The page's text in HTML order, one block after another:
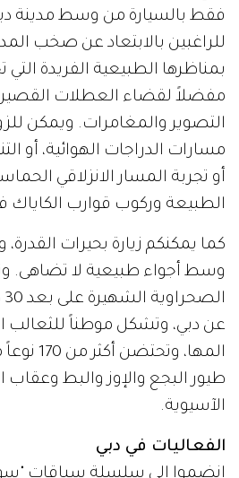
فقط بالسيارة من وسط مدينة
للراغبين بالابتعاد عن صخب
بمناظرها الطبيعية الفريدة التي
مفضلاً لقضاء العطلات
التصوير والمغامرات. ويمكن
مسارات الدراجات الهوائية، أو
أو تجربة المسار الانزلاقي
الطبيعة وركوب قوارب الكاياك
كما يمكنكم زيارة بحيرات
وسط أجواء طبيعية لا تضاهى.
عن دبي، وتشكل موطناً للثعالب
المها،
طيور البجع والإوز والبط وعقاب
الآسيوية.
الفعاليات في دبي
انضموا إلى سلسلة سباقات